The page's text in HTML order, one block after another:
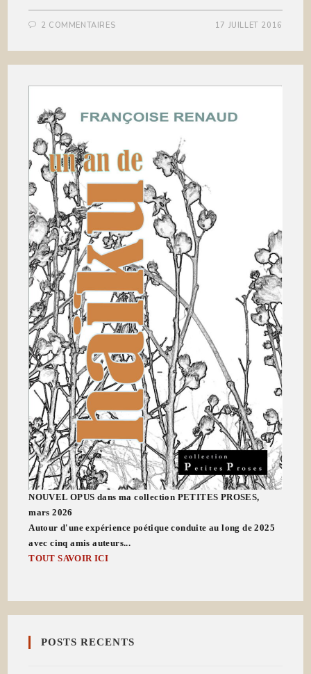
2 COMMENTAIRES 17 JUILLET 2016
NOUVEL OPUS dans ma collection PETITES PROSES,
mars 2026
Autour d'une expérience poétique conduite au long de 2025
avec cinq amis auteurs...
TOUT SAVOIR ICI
POSTS RECENTS